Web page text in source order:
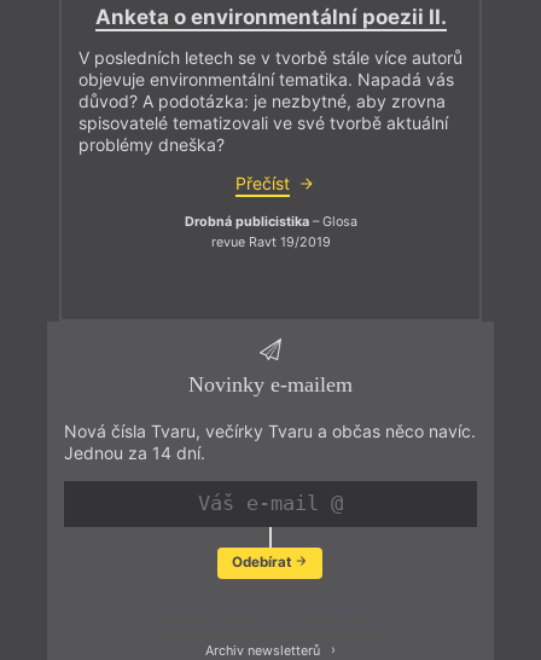
Anketa o environmentální poezii II.
V posledních letech se v tvorbě stále více autorů
objevuje environmentální tematika. Napadá vás
důvod? A podotázka: je nezbytné, aby zrovna
spisovatelé tematizovali ve své tvorbě aktuální
problémy dneška?
Přečíst
Drobná publicistika– Glosa
revue Ravt 19/2019
Novinky e-mailem
Nová čísla Tvaru, večírky Tvaru a občas něco navíc.
Jednou za 14 dní.
Odebírat
Archiv newsletterů